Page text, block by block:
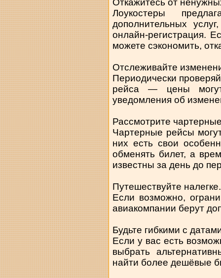
Лоукостеры
дополнительных
онлайн-регистрация.
можете сэкономить,
Отслеживайте
Периодически
рейса — цены
уведомления об
Рассмотрите
Чартерные рейсы
них есть свои
обменять билет, а
известны за день до
Путешествуйте налегке.
Если возможно,
авиакомпании берут
Будьте гибкими с
Если у вас есть
выбрать
найти более дешёвые